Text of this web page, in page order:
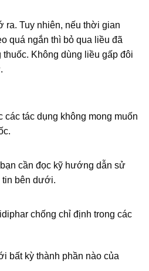
ra. Tuy nhiên, nếu thời gian
quá ngắn thì bỏ qua liều đã
Không dùng liều gấp đôi
các tác dụng không mong muốn
cần đọc kỹ hướng dẫn sử
tin bên dưới.
chống chỉ định trong các
bất kỳ thành phần nào của